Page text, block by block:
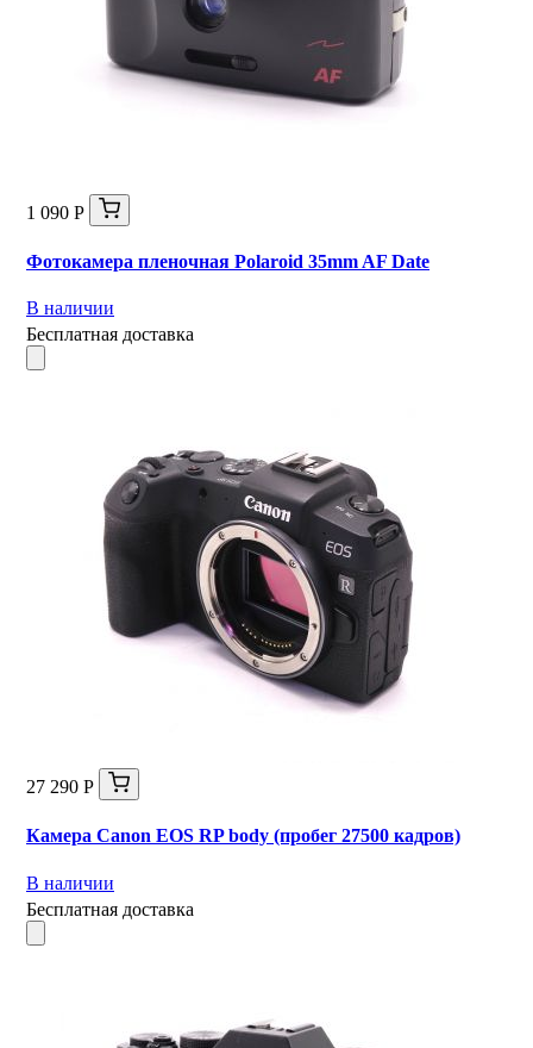
1 090 Р
Фотокамера пленочная Polaroid 35mm AF Date
В наличии
Бесплатная доставка
27 290 Р
Камера Canon EOS RP body (пробег 27500 кадров)
В наличии
Бесплатная доставка